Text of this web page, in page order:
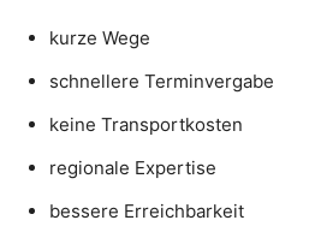
kurze Wege
schnellere Terminvergabe
keine Transportkosten
regionale Expertise
bessere Erreichbarkeit